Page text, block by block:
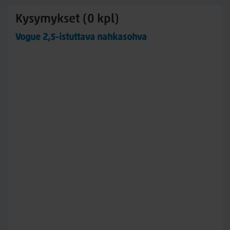
Kysymykset (0 kpl)
Vogue 2,5-istuttava nahkasohva